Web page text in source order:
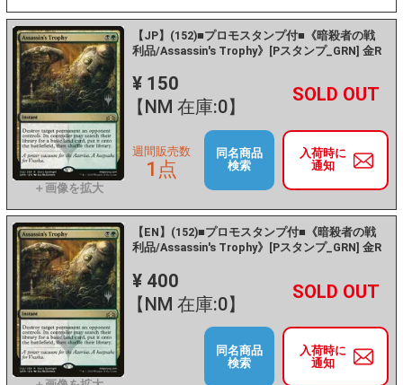
【JP】(152)■プロモスタンプ付■《暗殺者の戦
利品/Assassin's Trophy》[Pスタンプ_GRN] 金R
¥ 150
【NM 在庫:0】
－ +
入荷時に
通知
週間販売数
1点
同名商品
検索
【EN】(152)■プロモスタンプ付■《暗殺者の戦
利品/Assassin's Trophy》[Pスタンプ_GRN] 金R
¥ 400
【NM 在庫:0】
－ +
入荷時に
通知
同名商品
検索